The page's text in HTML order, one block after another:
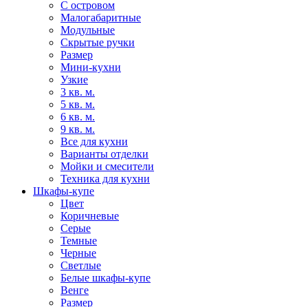
С островом
Малогабаритные
Модульные
Скрытые ручки
Размер
Мини-кухни
Узкие
3 кв. м.
5 кв. м.
6 кв. м.
9 кв. м.
Все для кухни
Варианты отделки
Мойки и смесители
Техника для кухни
Шкафы-купе
Цвет
Коричневые
Серые
Темные
Черные
Светлые
Белые шкафы-купе
Венге
Размер